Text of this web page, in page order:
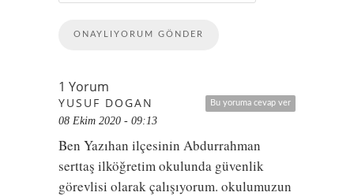
1 Yorum
Bu yoruma cevap ver
YUSUF DOGAN
08 Ekim 2020 - 09:13
Ben Yazıhan ilçesinin Abdurrahman
serttaş ilköğretim okulunda güvenlik
görevlisi olarak çalışıyorum. okulumuzun